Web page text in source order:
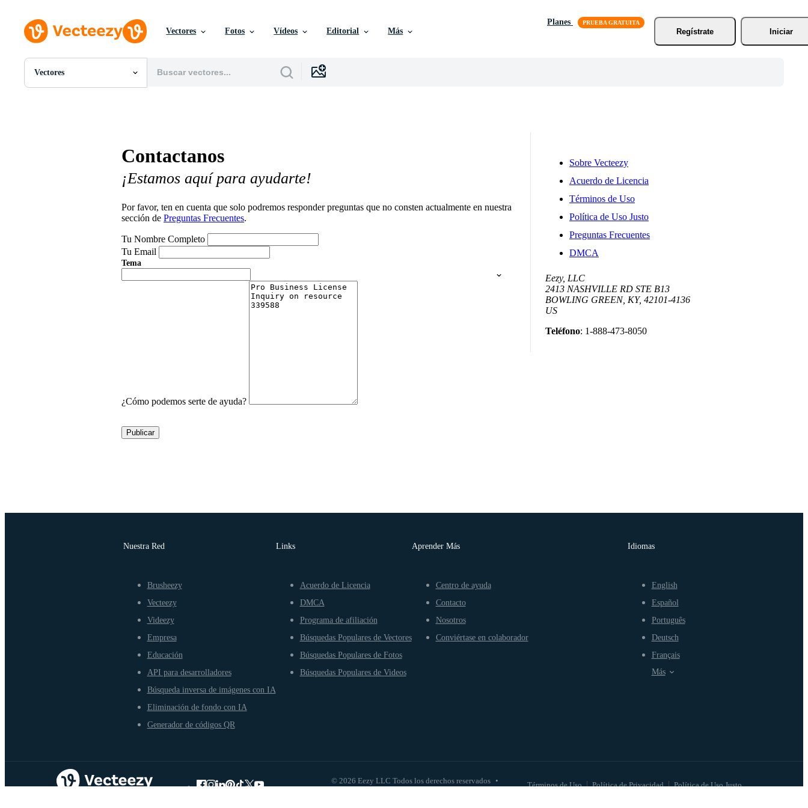
Vectores Fotos Vídeos Editorial Más
Planes
Regístrate
Iniciar
Vectores
Todas Imágenes
Gráficos en Movimiento
Contactanos
¡Estamos aquí para ayudarte!
Por favor, ten en cuenta que solo podremos responder preguntas que no consten actualmente en nuestra
sección de Preguntas Frecuentes.
Tu Nombre Completo
Tu Email
Tema
¿Cómo podemos serte de ayuda?
Publicar
Sobre Vecteezy
Acuerdo de Licencia
Términos de Uso
Política de Uso Justo
Preguntas Frecuentes
DMCA
Eezy, LLC
2413 NASHVILLE RD STE B13
BOWLING GREEN, KY, 42101-4136
US
Teléfono: 1-888-473-8050
Nuestra Red
Brusheezy
Vecteezy
Videezy
Empresa
Educación
API para desarrolladores
Búsqueda inversa de imágenes con IA
Eliminación de fondo con IA
Generador de códigos QR
Links
Acuerdo de Licencia
DMCA
Programa de afiliación
Búsquedas Populares de Vectores
Búsquedas Populares de Fotos
Búsquedas Populares de Videos
Aprender Más
Centro de ayuda
Contacto
Nosotros
Conviértase en colaborador
© 2026 Eezy LLC Todos los derechos reservados • Términos de Uso Política de Privacidad Política de Uso Justo
Idiomas
English
Español
Português
Deutsch
Français
Más